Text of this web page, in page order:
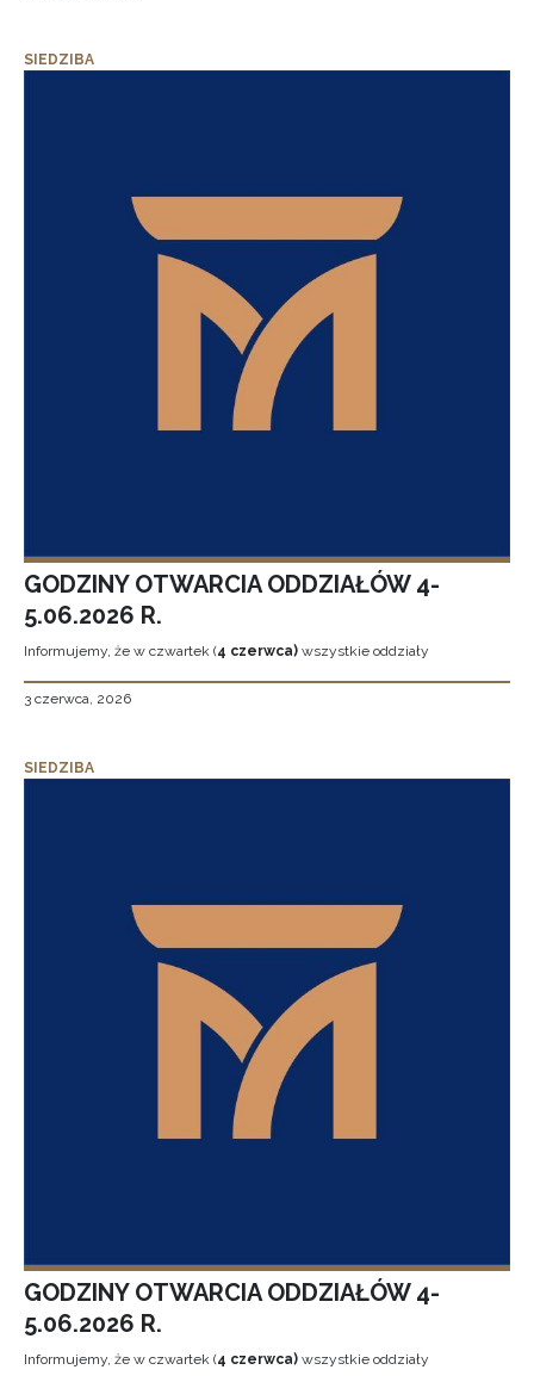
SIEDZIBA
GODZINY OTWARCIA ODDZIAŁÓW 4-
5.06.2026 R.
Informujemy, że w czwartek (4 czerwca) wszystkie oddziały
3 czerwca, 2026
SIEDZIBA
GODZINY OTWARCIA ODDZIAŁÓW 4-
5.06.2026 R.
Informujemy, że w czwartek (4 czerwca) wszystkie oddziały